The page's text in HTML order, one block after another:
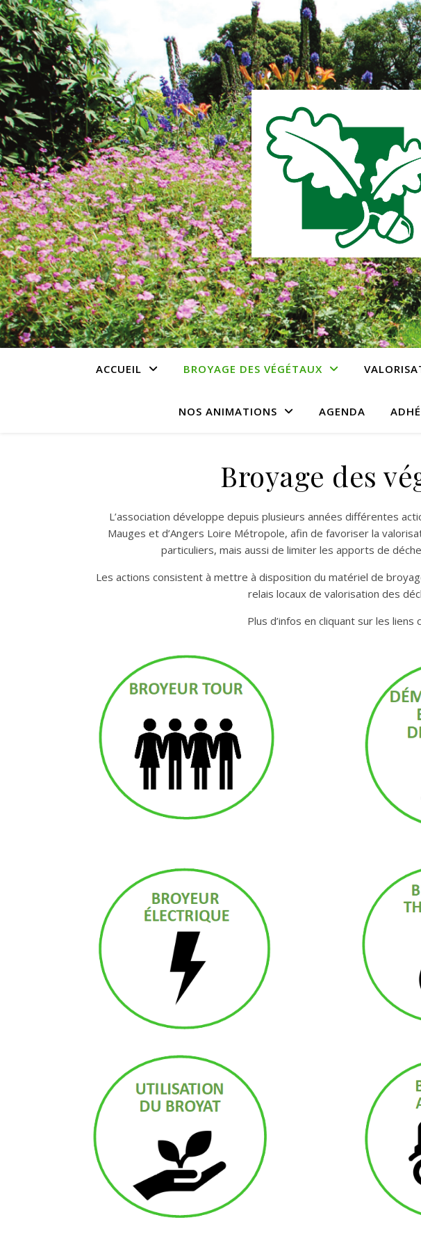
ACCUEIL BROYAGE DES VÉGÉTAUX
NOS ANIMATIONS AGENDA
Broyage des
L’association développe depuis plusieurs années différentes
Mauges et d’Angers Loire Métropole, afin de favoriser la
particuliers, mais aussi de limiter les apports de
Les actions consistent à mettre à disposition du matériel de
relais locaux de valorisation des
Plus d’infos en cliquant sur les liens